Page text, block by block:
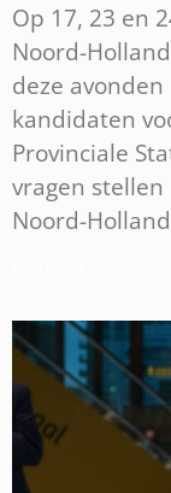
Op 17, 23 en
Noord-
deze
kandidaten
Provinciale
vragen
Noord-